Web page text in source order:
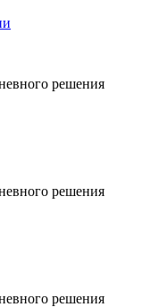
решения
решения
решения